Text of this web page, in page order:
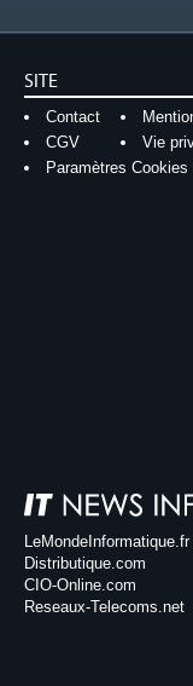
SITE
Contact
CGV
Vie
Paramètres Cookies
LeMondeInformatique.fr
Distributique.com
CIO-Online.com
Reseaux-Telecoms.net